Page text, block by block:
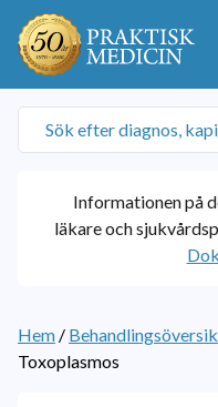
Informationen på
läkare och
Hem /
Toxoplasmos